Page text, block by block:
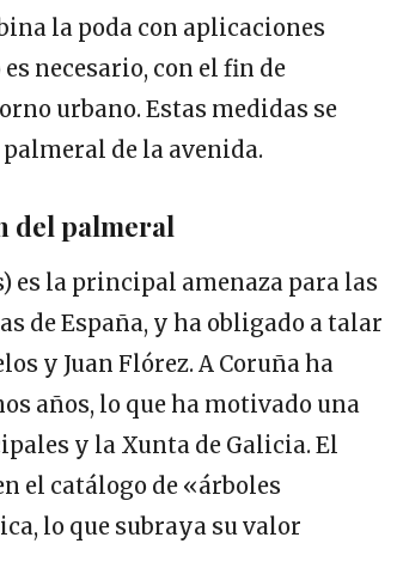
la poda con aplicaciones
necesario, con el fin de
urbano. Estas medidas se
de la avenida.
del palmeral
es la principal amenaza para las
de España, y ha obligado a talar
y Juan Flórez. A Coruña ha
años, lo que ha motivado una
y la Xunta de Galicia. El
el catálogo de «árboles
lo que subraya su valor